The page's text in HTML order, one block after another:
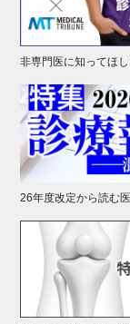
非専門医に知ってほ
26年度改定から読む